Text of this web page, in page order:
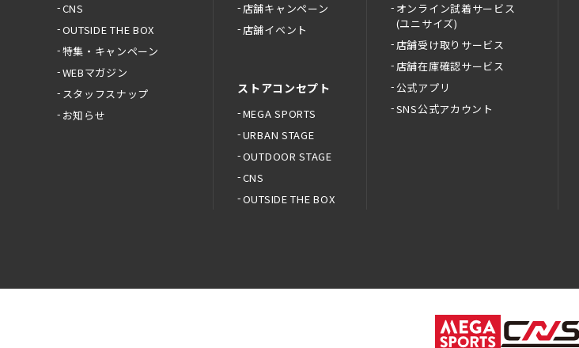
CNS
OUTSIDE THE BOX
特集・キャンペーン
WEBマガジン
スタッフスナップ
お知らせ
店舗キャンペーン
店舗イベント
ストアコンセプト
MEGA SPORTS
URBAN STAGE
OUTDOOR STAGE
CNS
OUTSIDE THE BOX
オンライン試着サービス
(ユニサイズ)
店舗受け取りサービス
店舗在庫確認サービス
公式アプリ
SNS公式アカウント